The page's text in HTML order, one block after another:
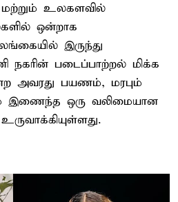
மற்றும் உலகளவில்
ஒன்றாக
இருந்து
நகரின் படைப்பாற்றல் மிக்க
அவரது பயணம், மரபும்
இணைந்த ஒரு வலிமையான